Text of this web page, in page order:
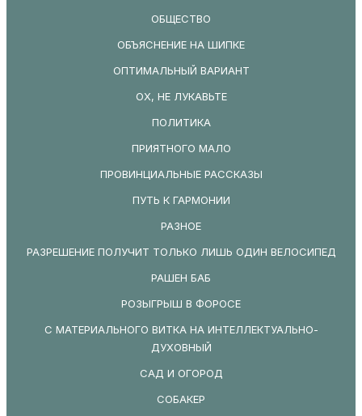
ОБЩЕСТВО
ОБЪЯСНЕНИЕ НА ШИПКЕ
ОПТИМАЛЬНЫЙ ВАРИАНТ
ОХ, НЕ ЛУКАВЬТЕ
ПОЛИТИКА
ПРИЯТНОГО МАЛО
ПРОВИНЦИАЛЬНЫЕ РАССКАЗЫ
ПУТЬ К ГАРМОНИИ
РАЗНОЕ
РАЗРЕШЕНИЕ ПОЛУЧИТ ТОЛЬКО ЛИШЬ ОДИН ВЕЛОСИПЕД
РАШЕН БАБ
РОЗЫГРЫШ В ФОРОСЕ
С МАТЕРИАЛЬНОГО ВИТКА НА ИНТЕЛЛЕКТУАЛЬНО-
ДУХОВНЫЙ
САД И ОГОРОД
СОБАКЕР